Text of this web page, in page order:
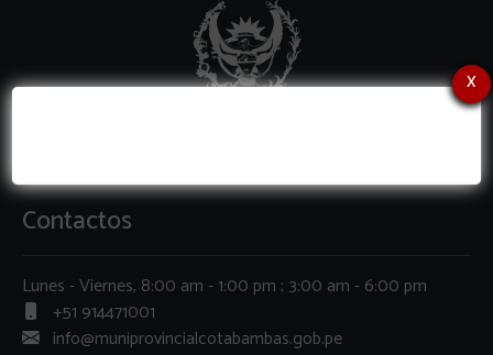
x
Contactos
Lunes - Viernes, 8:00 am - 1:00 pm ; 3:00 am - 6:00 pm
+51 914471001
info@muniprovincialcotabambas.gob.pe